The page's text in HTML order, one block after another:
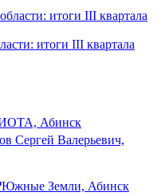
итоги III квартала
Абинск
Сергей Валерьевич,
Южные Земли, Абинск